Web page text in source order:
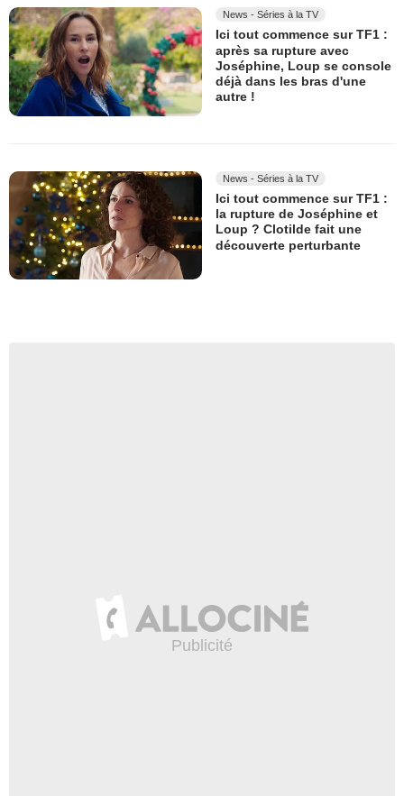
News - Séries à la TV
Ici tout commence sur TF1 :
après sa rupture avec
Joséphine, Loup se console
déjà dans les bras d'une
autre !
News - Séries à la TV
Ici tout commence sur TF1 :
la rupture de Joséphine et
Loup ? Clotilde fait une
découverte perturbante